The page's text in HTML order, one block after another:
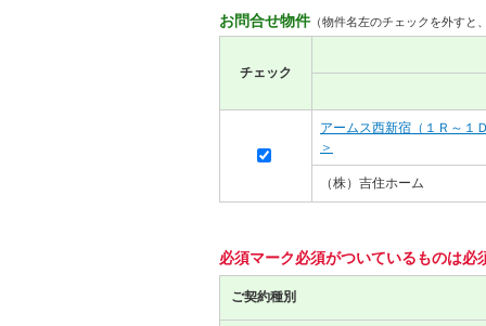
お問合せ物件 （物件名左のチェックを外す
チェック
アームス西新宿（１Ｒ～１
＞
（株）吉住ホーム
必須マーク必須がついているものは必
ご契約種別